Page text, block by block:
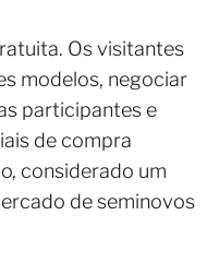
Os visitantes
modelos, negociar
participantes e
de compra
considerado um
de seminovos